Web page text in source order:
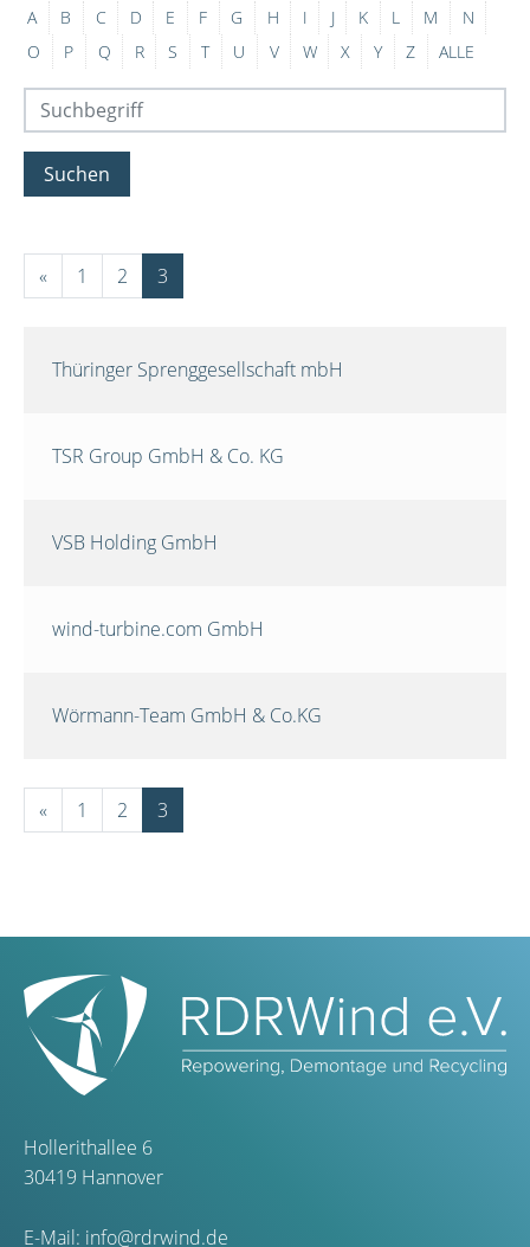
A B C D E F G H I J K L M
N
O
P Q R S T U V W X Y Z ALLE
Suchen
« 1 2 3
Thüringer Sprenggesellschaft mbH
TSR Group GmbH & Co. KG
VSB Holding GmbH
wind-turbine.com GmbH
Wörmann-Team GmbH & Co.KG
« 1 2 3
Hollerithallee 6
30419 Hannover
E-Mail: info@rdrwind.de